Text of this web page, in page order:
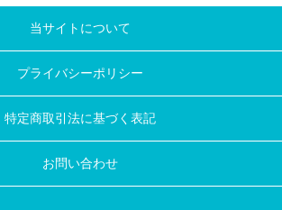
当サイトについて
プライバシーポリシー
特定商取引法に基づく表記
お問い合わせ